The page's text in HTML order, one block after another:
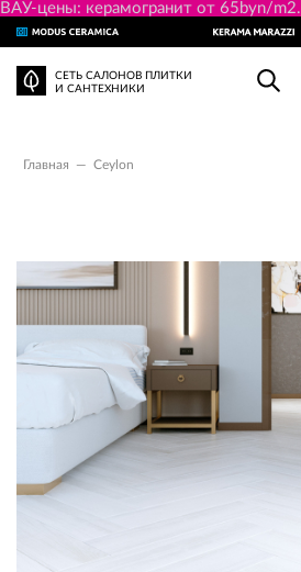
ВАУ-цены: керамогранит от 65byn/m2.
СЕТЬ САЛОНОВ ПЛИТКИ
И САНТЕХНИКИ
Главная — Ceylon